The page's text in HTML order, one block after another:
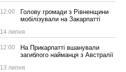
12:00
Голову громади з Рівненщини
мобілізували на Закарпатті
14 липня
12:00
На Прикарпатті вшанували
загиблого найманця з Австралії
13 липня